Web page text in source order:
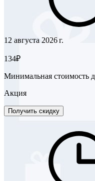
12 августа 2026 г.
134₽
Минимальная стоимость
Акция
Получить скидку